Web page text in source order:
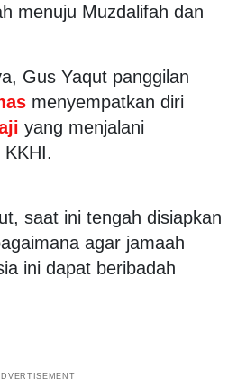
menuju Muzdalifah dan
Gus Yaqut panggilan
menyempatkan diri
yang menjalani
saat ini tengah disiapkan
agar jamaah
ini dapat beribadah